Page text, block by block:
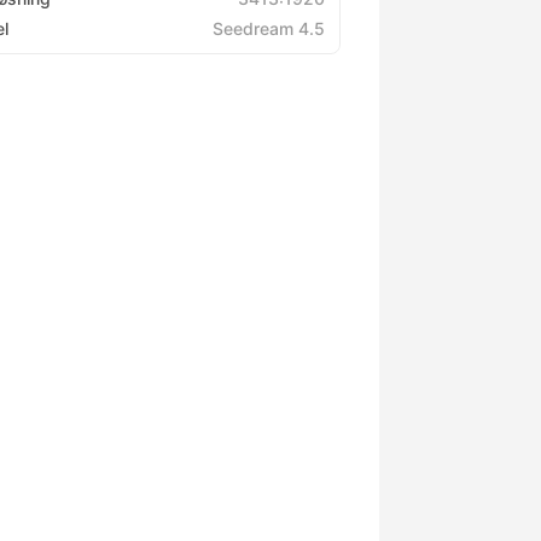
Seedream 4.5